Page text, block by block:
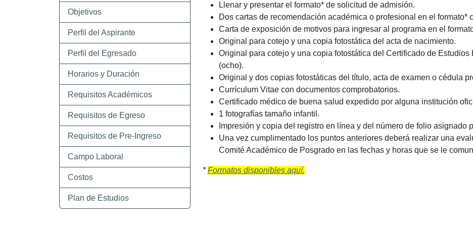
Objetivos
Perfil del Aspirante
Perfil del Egresado
Horarios y Duración
Requisitos Académicos
Requisitos de Egreso
Requisitos de Pre-Ingreso
Campo Laboral
Costos
Plan de Estudios
Llenar y presentar el formato* de solicitud de admisión.
Dos cartas de recomendación académica o profesional en el formato*
Carta de exposición de motivos para ingresar al programa en el
Original para cotejo y una copia fotostática del acta de nacimiento.
Original para cotejo y una copia fotostática del Certificado de
(ocho).
Original y dos copias fotostáticas del título, acta de examen o cédula
Currículum Vitae con documentos comprobatorios.
Certificado médico de buena salud expedido por alguna institución
1 fotografías tamaño infantil.
Impresión y copia del registro en línea y del número de folio asignado
Una vez cumplimentado los puntos anteriores deberá realizar una
Comité Académico de Posgrado en las fechas y horas que se le
*Formatos disponibles aquí.